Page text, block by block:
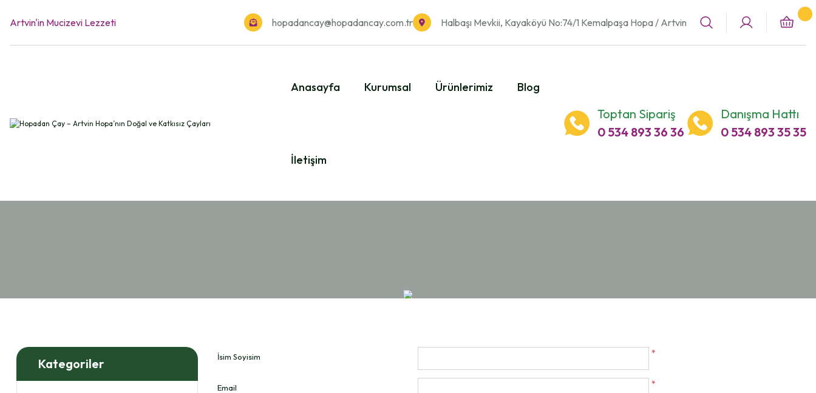
Artvin'in Mucizevi Lezzeti hopadancay@hopadancay.com.tr Halbaşı Mevkii, Kayaköyü No:74/1 Kemalpaşa Hopa / Artvin
Anasayfa Kurumsal Ürünlerimiz Blog
İletişim
Toptan Sipariş
0 534 893 36 36
Danışma Hattı
0 534 893 35 35
Kategoriler İsim Soyisim *
Email *